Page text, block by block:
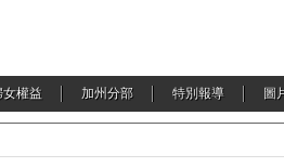
女權益 加州分部 特別報導 圖